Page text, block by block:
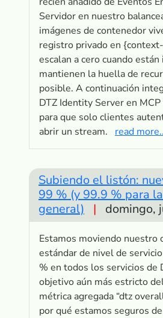
Servidor en nuestro
imágenes de contenedor
registro privado en
escalan a cero cuando están
mantienen la huella de
posible. A continuación
DTZ Identity Server en
para que solo clientes
abrir un stream.
read
Subiendo el listón:
99 % (y 99.9 % para
general)
| domingo,
Estamos moviendo nuestro
estándar de nivel de
% en todos los servicios de
objetivo aún más estricto
métrica agregada “dtz
por qué estamos seguros